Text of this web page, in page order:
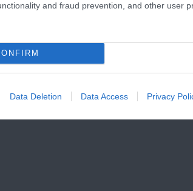
and fraud prevention, and other user
Data Deletion Data Access Privacy